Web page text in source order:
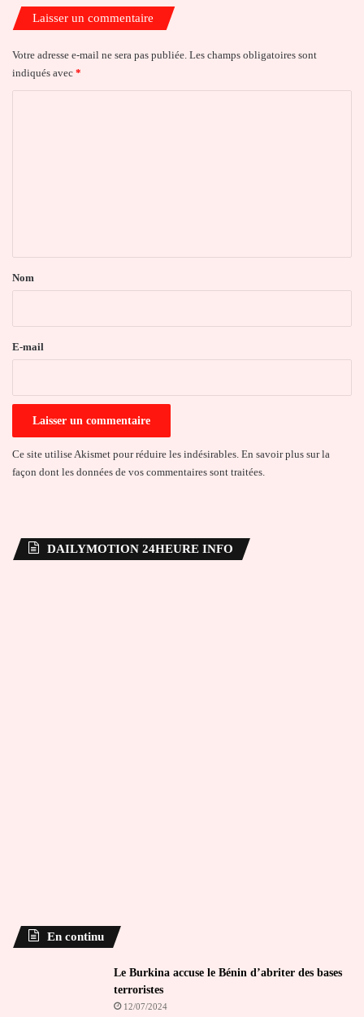
Laisser un commentaire
Votre adresse e-mail ne sera pas publiée. Les champs obligatoires sont
indiqués avec *
a
e
Nom
E-mail
Ce site utilise Akismet pour réduire les indésirables. En savoir plus sur la
façon dont les données de vos commentaires sont traitées.
DAILYMOTION 24HEURE INFO
En continu
Le Burkina accuse le Bénin d’abriter des bases
terroristes
12/07/2024